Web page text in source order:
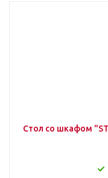
Стол со шкафом "STIF" базальт/ Дуб бунратти (шкаф